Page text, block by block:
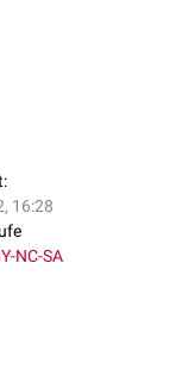
16:28
NC-SA